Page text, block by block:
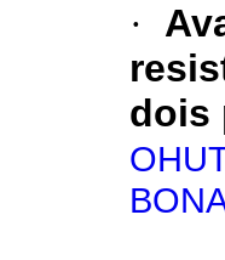
·
dois